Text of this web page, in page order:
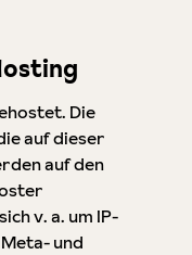
Die
auf dieser
auf den
v. a. um IP-
und